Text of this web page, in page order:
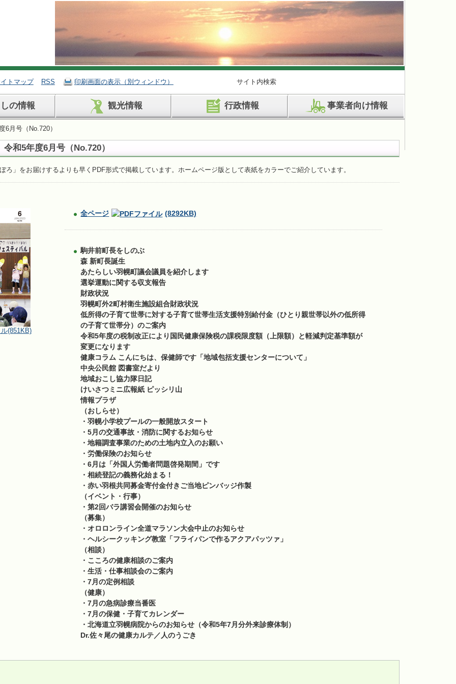
トマップ RSS 印刷画面の表示（別ウィンドウ） サイト内検索
の情報 観光情報 行政情報 事業者向け情報
月号（No.720）
和5年度6月号（No.720）
ろ」をお届けするよりも早くPDF形式で掲載しています。ホームページ版として表紙をカラーでご紹介しています。
(851KB)
全ページ (8292KB)
駒井前町長をしのぶ
森 新町長誕生
あたらしい羽幌町議会議員を紹介します
選挙運動に関する収支報告
財政状況
羽幌町外2町村衛生施設組合財政状況
低所得の子育て世帯に対する子育て世帯生活支援特別給付金（ひとり親世帯以外の低所得
の子育て世帯分）のご案内
令和5年度の税制改正により国民健康保険税の課税限度額（上限額）と軽減判定基準額が
変更になります
健康コラム こんにちは、保健師です「地域包括支援センターについて」
中央公民館 図書室だより
地域おこし協力隊日記
けいさつミニ広報紙 ピッシリ山
情報プラザ
（おしらせ）
・羽幌小学校プールの一般開放スタート
・5月の交通事故・消防に関するお知らせ
・地籍調査事業のための土地内立入のお願い
・労働保険のお知らせ
・6月は「外国人労働者問題啓発期間」です
・相続登記の義務化始まる！
・赤い羽根共同募金寄付金付きご当地ピンバッジ作製
（イベント・行事）
・第2回バラ講習会開催のお知らせ
（募集）
・オロロンライン全道マラソン大会中止のお知らせ
・ヘルシークッキング教室「フライパンで作るアクアパッツァ」
（相談）
・こころの健康相談のご案内
・生活・仕事相談会のご案内
・7月の定例相談
（健康）
・7月の急病診療当番医
・7月の保健・子育てカレンダー
・北海道立羽幌病院からのお知らせ（令和5年7月分外来診療体制）
Dr.佐々尾の健康カルテ／人のうごき